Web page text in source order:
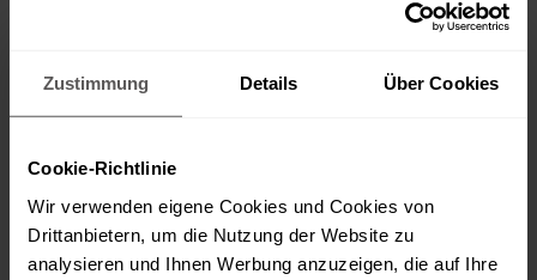
Zustimmung Details Über Cookies
Cookie-Richtlinie
Wir verwenden eigene Cookies und Cookies von
Drittanbietern, um die Nutzung der Website zu
analysieren und Ihnen Werbung anzuzeigen, die auf Ihre